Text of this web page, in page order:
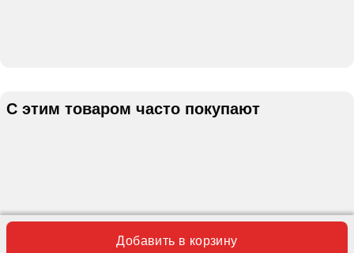
Добавить в корзину
С этим товаром часто покупают